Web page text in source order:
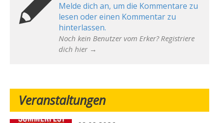
Melde dich an, um die Kommentare zu
lesen oder einen Kommentar zu
hinterlassen.
Noch kein Benutzer vom Erker? Registriere
dich hier →
Veranstaltungen